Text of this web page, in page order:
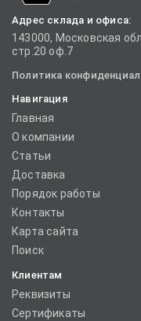
Адрес склада и офиса:
143000, Московская
стр.20 оф.7
Политика
Навигация
Главная
О компании
Статьи
Доставка
Порядок работы
Контакты
Карта сайта
Поиск
Клиентам
Реквизиты
Сертификаты